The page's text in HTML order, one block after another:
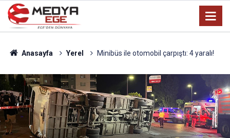
Anasayfa Yerel Minibüs ile otomobil çarpıştı: 4 yaralı!